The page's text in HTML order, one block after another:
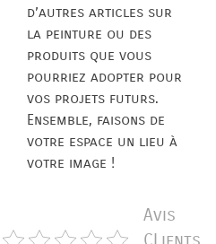
d’autres articles sur
la peinture ou des
produits que vous
pourriez adopter pour
vos projets futurs.
Ensemble, faisons de
votre espace un lieu à
votre image !
Avis
CLients